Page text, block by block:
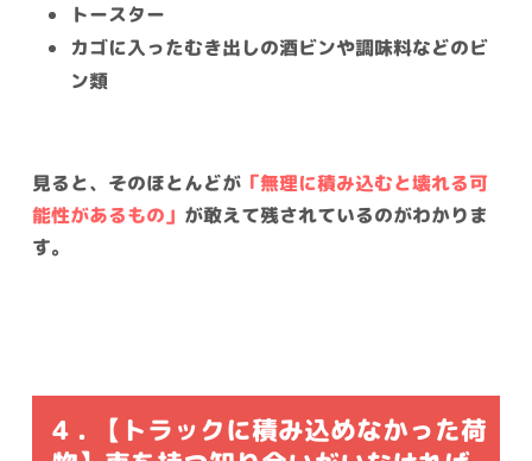
トースター
カゴに入ったむき出しの酒ビンや調味料などのビ
ン類
見ると、そのほとんどが 「無理に積み込むと壊れる可
能性があるもの」 が敢えて残されているのがわかりま
す。
4 . 【トラックに積み込めなかった荷